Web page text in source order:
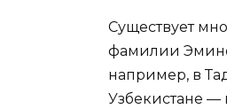
Существует
фамилии
например, в
Узбекистане